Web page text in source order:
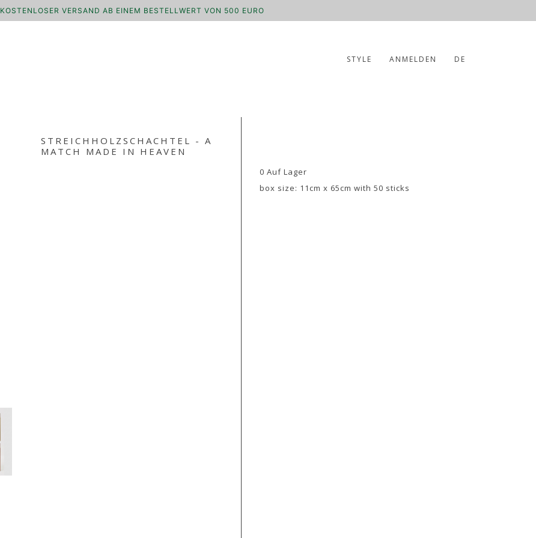
KOSTENLOSER VERSAND AB EINEM BESTELLWERT VON 500 EURO
STYLE ANMELDEN DE
STREICHHOLZSCHACHTEL - A
MATCH MADE IN HEAVEN
0 Auf Lager
box size: 11cm x 65cm with 50 sticks